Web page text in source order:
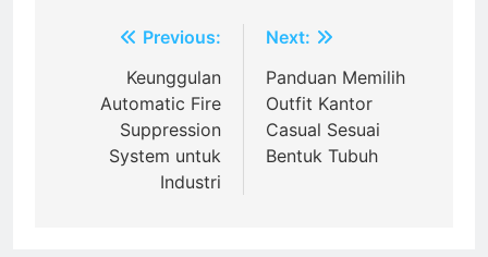
navigation
Previous:
Keunggulan
Automatic Fire
Suppression
System untuk
Industri
Next:
Panduan Memilih
Outfit Kantor
Casual Sesuai
Bentuk Tubuh